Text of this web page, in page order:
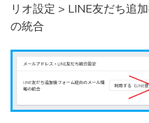
リオ設定 > LINE友だち追
の統合